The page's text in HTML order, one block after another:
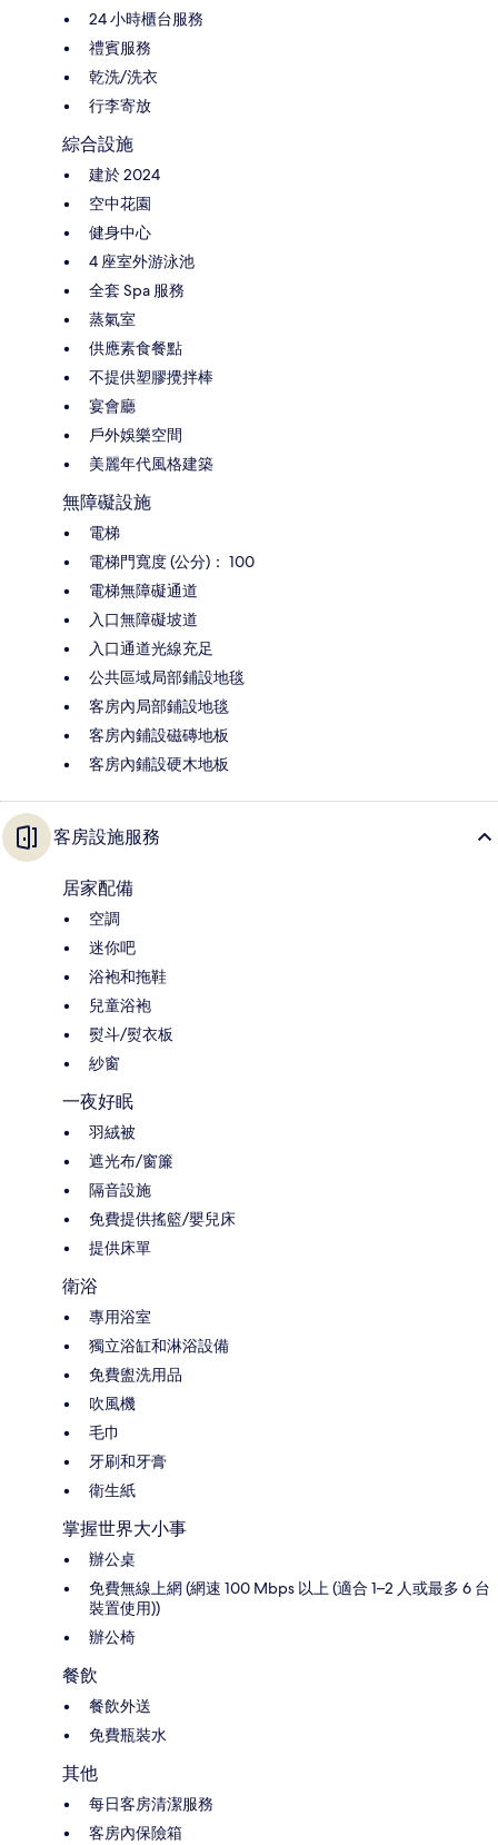
24 小時櫃台服務
禮賓服務
乾洗/洗衣
行李寄放
綜合設施
建於 2024
空中花園
健身中心
4 座室外游泳池
全套 Spa 服務
蒸氣室
供應素食餐點
不提供塑膠攪拌棒
宴會廳
戶外娛樂空間
美麗年代風格建築
無障礙設施
電梯
電梯門寬度 (公分)： 100
電梯無障礙通道
入口無障礙坡道
入口通道光線充足
公共區域局部鋪設地毯
客房內局部鋪設地毯
客房內鋪設磁磚地板
客房內鋪設硬木地板
客房設施服務
居家配備
空調
迷你吧
浴袍和拖鞋
兒童浴袍
熨斗/熨衣板
紗窗
一夜好眠
羽絨被
遮光布/窗簾
隔音設施
免費提供搖籃/嬰兒床
提供床單
衛浴
專用浴室
獨立浴缸和淋浴設備
免費盥洗用品
吹風機
毛巾
牙刷和牙膏
衛生紙
掌握世界大小事
辦公桌
免費無線上網 (網速 100 Mbps 以上 (適合 1–2 人或最多 6 台
裝置使用))
辦公椅
餐飲
餐飲外送
免費瓶裝水
其他
每日客房清潔服務
客房內保險箱